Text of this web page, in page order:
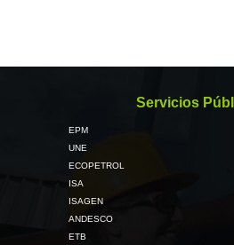
Servicios
EPM
UNE
ECOPETROL
ISA
ISAGEN
ANDESCO
ETB